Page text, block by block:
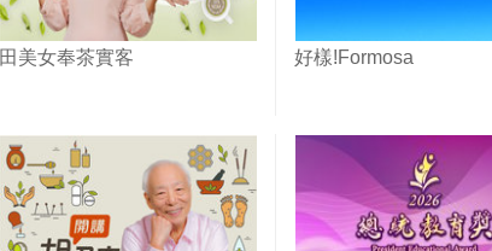
田美女奉茶實客 好樣!Formosa